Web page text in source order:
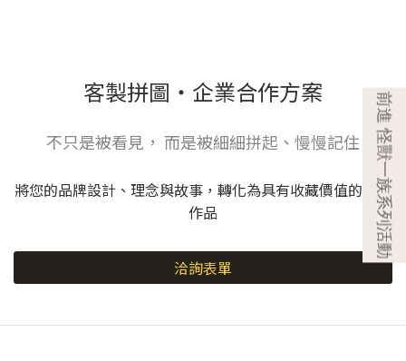
客製拼圖・企業合作方案
不只是被看見， 而是被細細拼起、慢慢記住
將您的品牌設計、理念與故事，轉化為具有收藏價值的拼圖
作品
洽詢表單